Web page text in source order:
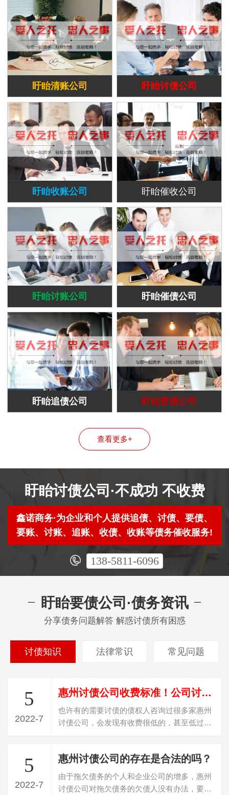
盱眙清账公司 盱眙讨债公司
盱眙收账公司 盱眙催收公司
盱眙讨账公司 盱眙催债公司
盱眙追债公司 盱眙要债公司
查看更多+
盱眙讨债公司·不成功 不收费
鑫诺商务·为企业和个人提供追债、讨债、要债、
要账、讨账、追账、收债、收账等债务催收服务!
138-5811-6096
盱眙要债公司·债务资讯
分享债务问题解答 解惑讨债所有困惑
讨债知识 法律常识 常见问题
5
2022-7
惠州讨债公司收费标准！公司讨债是怎么收费？
也许有的需要讨债的债权人咨询过很多家惠州
讨债公司，会发现有收费很低的，甚至低过
5
2022-7
惠州讨债公司的存在是合法的吗？
由于拖欠债务的个人和企业公司的增多，惠州
讨债公司对拖欠债务的欠债人没有办法，要不